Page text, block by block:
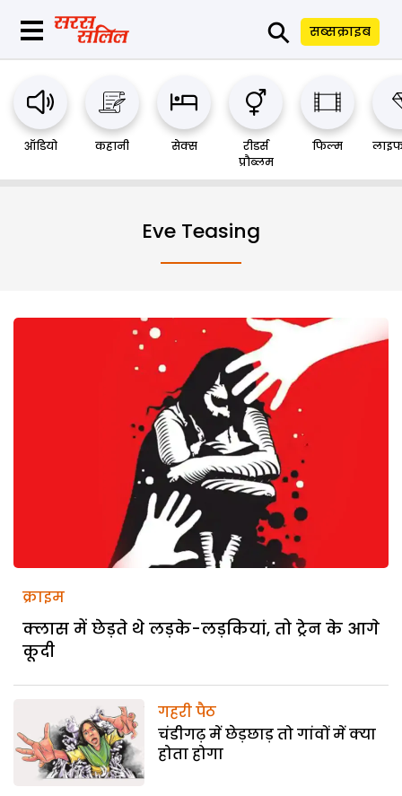
⚲ सब्सक्राइब
ऑडियो कहानी सेक्स
रीडर्स
प्रौब्लम
फिल्म
Eve Teasing
क्राइम
क्लास में छेड़ते थे लड़के-लड़कियां, तो ट्रेन के आगे
कूदी
गहरी पैठ
चंडीगढ़ में छेड़छाड़ तो गांवों में क्या
होता होगा